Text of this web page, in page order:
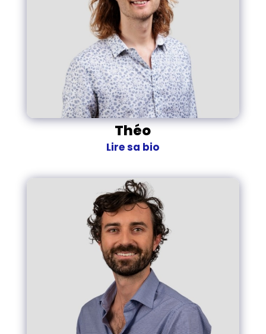
Théo
Lire sa bio